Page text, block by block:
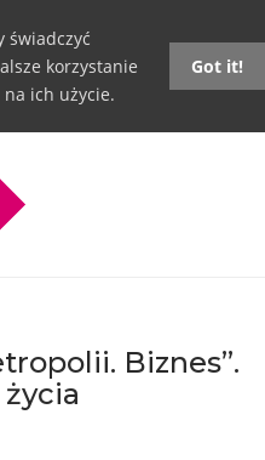
świadczyć
korzystanie
na ich użycie.
Got it!
Biznes”.